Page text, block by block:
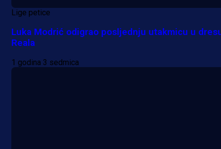
Lige petice
Luka Modrić odigrao posljednju utakmicu u
Reala
1 godina 3 sedmica